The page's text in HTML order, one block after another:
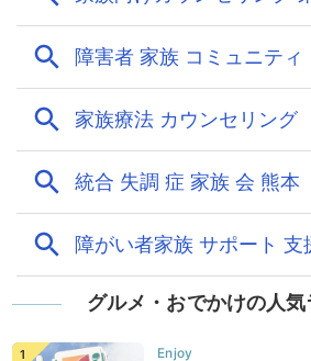
グルメ・おでかけの人